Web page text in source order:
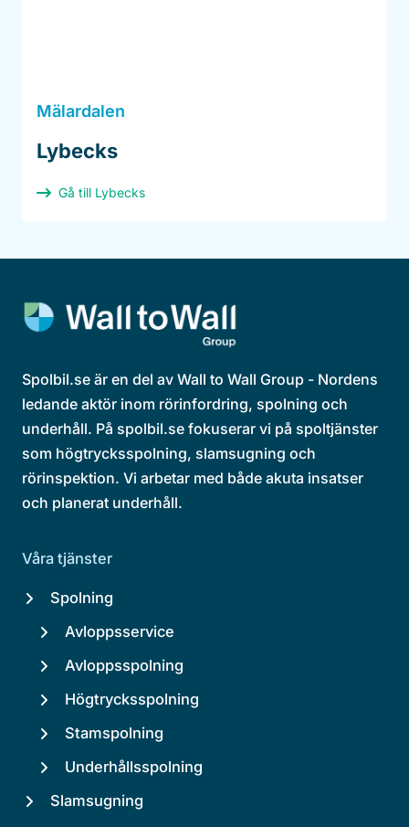
Mälardalen
Lybecks
Gå till Lybecks
Spolbil.se är en del av Wall to Wall Group - Nordens
ledande aktör inom rörinfordring, spolning och
underhåll. På spolbil.se fokuserar vi på spoltjänster
som högtrycksspolning, slamsugning och
rörinspektion. Vi arbetar med både akuta insatser
och planerat underhåll.
Våra tjänster
Spolning
Avloppsservice
Avloppsspolning
Högtrycksspolning
Stamspolning
Underhållsspolning
Slamsugning